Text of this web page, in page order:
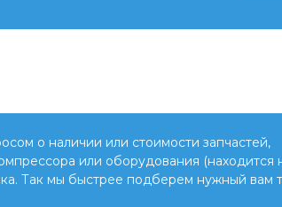
о наличии или стоимости запчастей,
или оборудования (находится
Так мы быстрее подберем нужный вам